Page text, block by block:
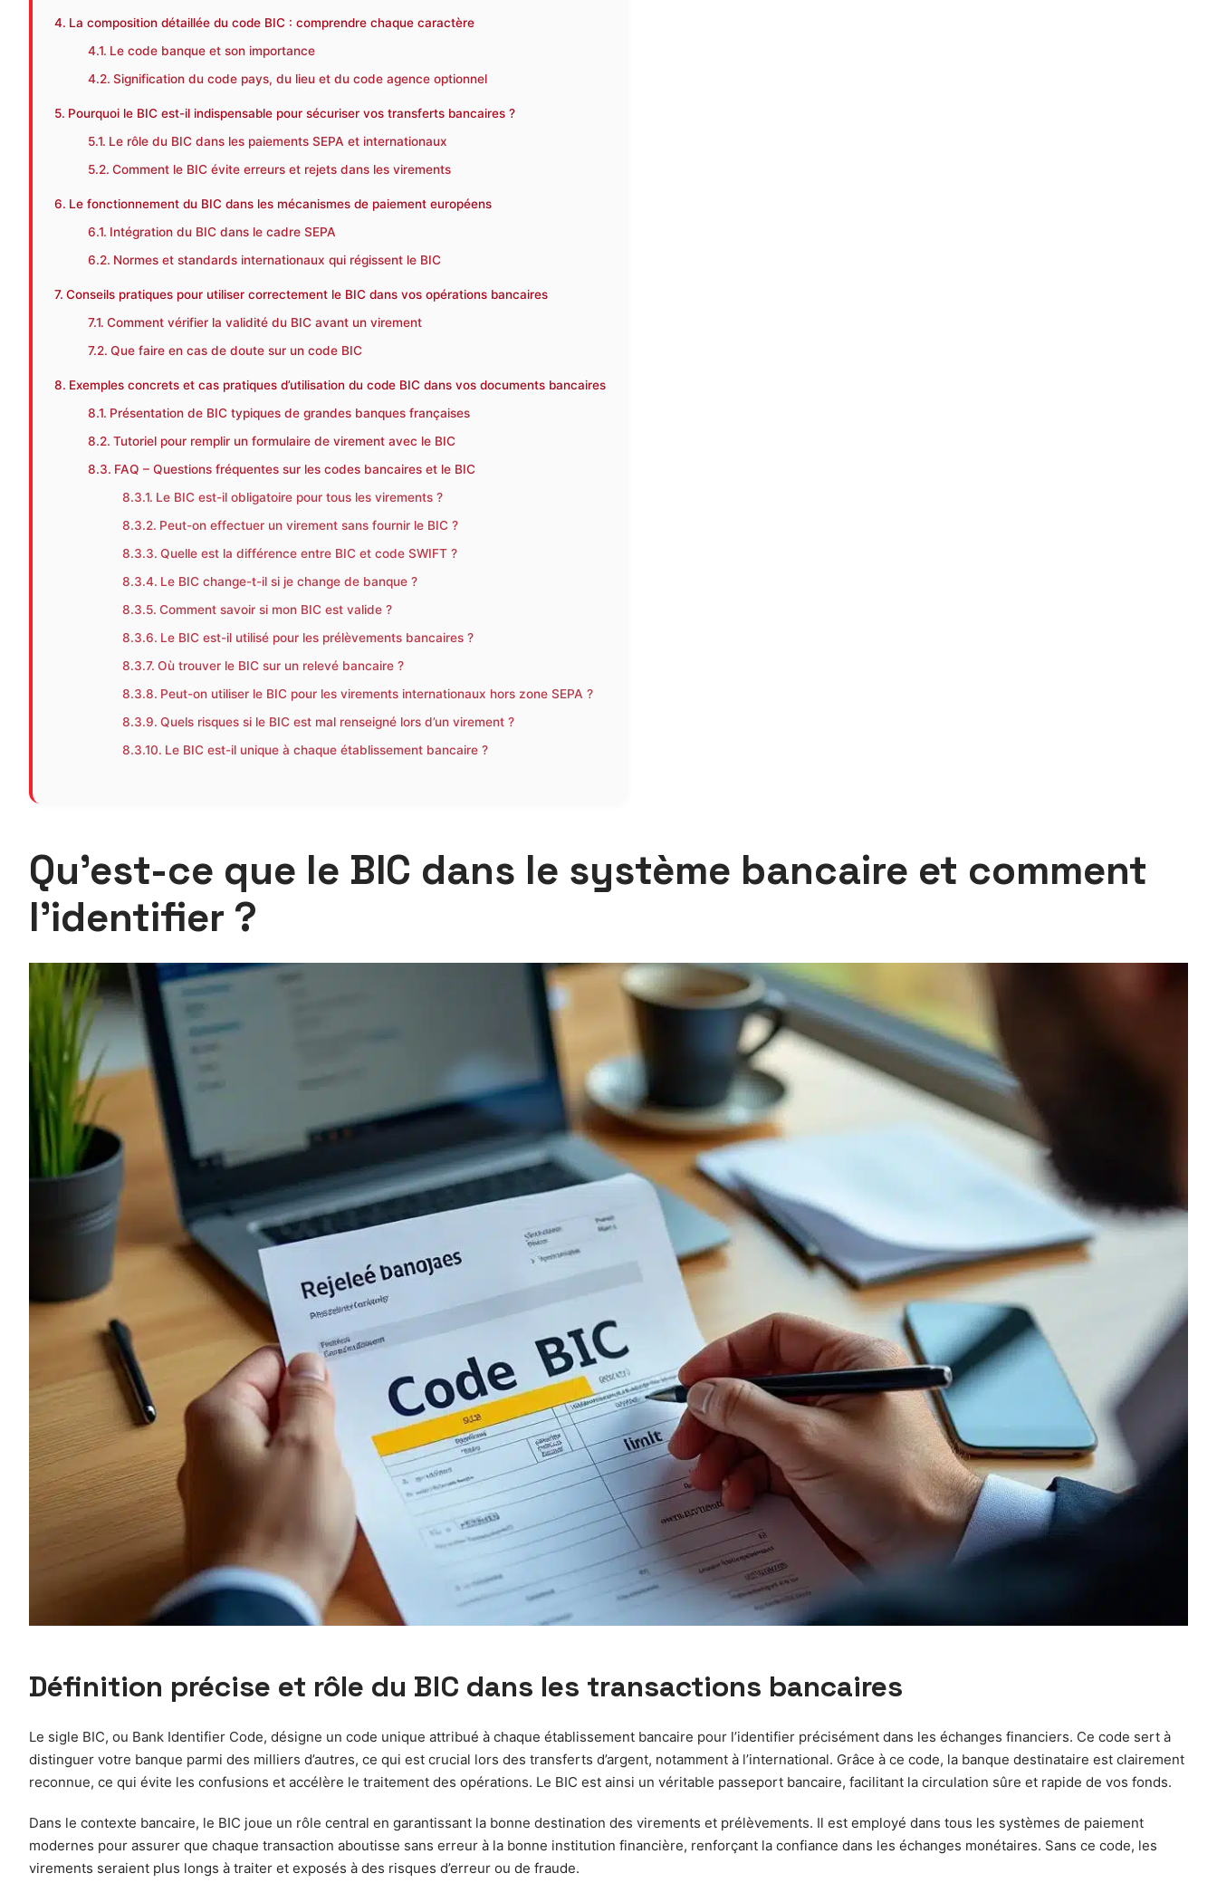
La composition détaillée du code BIC : comprendre chaque caractère
Le code banque et son importance
Signification du code pays, du lieu et du code agence optionnel
Pourquoi le BIC est-il indispensable pour sécuriser vos transferts bancaires ?
Le rôle du BIC dans les paiements SEPA et internationaux
Comment le BIC évite erreurs et rejets dans les virements
Le fonctionnement du BIC dans les mécanismes de paiement européens
Intégration du BIC dans le cadre SEPA
Normes et standards internationaux qui régissent le BIC
Conseils pratiques pour utiliser correctement le BIC dans vos opérations bancaires
Comment vérifier la validité du BIC avant un virement
Que faire en cas de doute sur un code BIC
Exemples concrets et cas pratiques d’utilisation du code BIC dans vos documents bancaires
Présentation de BIC typiques de grandes banques françaises
Tutoriel pour remplir un formulaire de virement avec le BIC
FAQ – Questions fréquentes sur les codes bancaires et le BIC
Le BIC est-il obligatoire pour tous les virements ?
Peut-on effectuer un virement sans fournir le BIC ?
Quelle est la différence entre BIC et code SWIFT ?
Le BIC change-t-il si je change de banque ?
Comment savoir si mon BIC est valide ?
Le BIC est-il utilisé pour les prélèvements bancaires ?
Où trouver le BIC sur un relevé bancaire ?
Peut-on utiliser le BIC pour les virements internationaux hors zone SEPA ?
Quels risques si le BIC est mal renseigné lors d’un virement ?
Le BIC est-il unique à chaque établissement bancaire ?
Qu’est-ce que le BIC dans le système bancaire et comment
l’identifier ?
Définition précise et rôle du BIC dans les transactions bancaires
Le sigle BIC, ou Bank Identifier Code, désigne un code unique attribué à chaque établissement bancaire pour l’identifier précisément dans les échanges financiers. Ce code sert à
distinguer votre banque parmi des milliers d’autres, ce qui est crucial lors des transferts d’argent, notamment à l’international. Grâce à ce code, la banque destinataire est clairement
reconnue, ce qui évite les confusions et accélère le traitement des opérations. Le BIC est ainsi un véritable passeport bancaire, facilitant la circulation sûre et rapide de vos fonds.
Dans le contexte bancaire, le BIC joue un rôle central en garantissant la bonne destination des virements et prélèvements. Il est employé dans tous les systèmes de paiement
modernes pour assurer que chaque transaction aboutisse sans erreur à la bonne institution financière, renforçant la confiance dans les échanges monétaires. Sans ce code, les
virements seraient plus longs à traiter et exposés à des risques d’erreur ou de fraude.